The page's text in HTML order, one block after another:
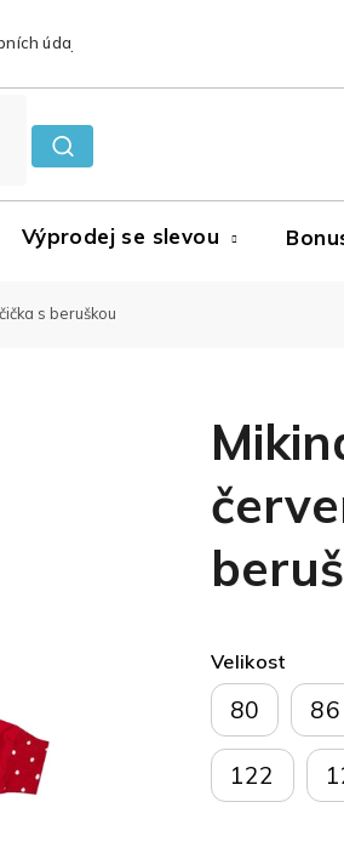
údajů
Výprodej se slevou
s beruškou
Velikost
80 86
122